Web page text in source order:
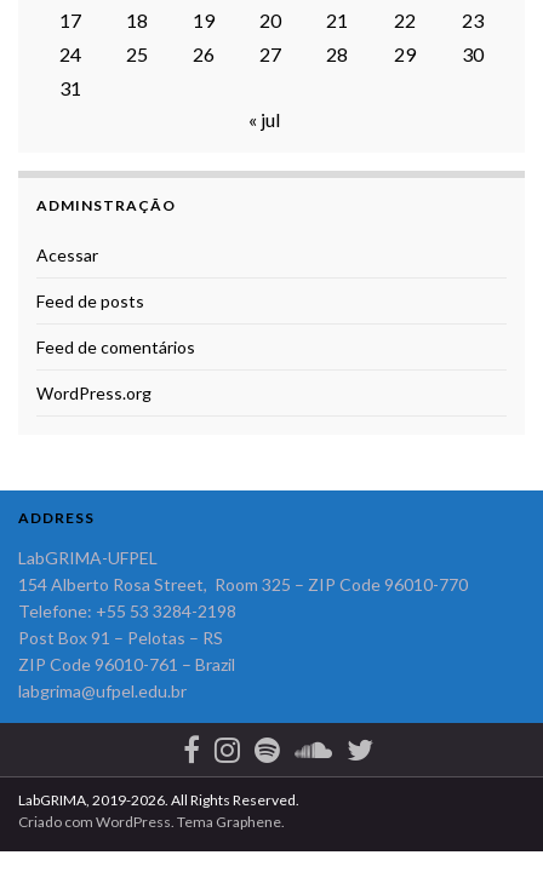
17
18 19 20 21 22
23
24
25 26 27 28 29
30
31
« jul
ADMINSTRAÇÃO
Acessar
Feed de posts
Feed de comentários
WordPress.org
ADDRESS
LabGRIMA-UFPEL
154 Alberto Rosa Street, Room 325 – ZIP Code 96010-770
Telefone: +55 53 3284-2198
Post Box 91 – Pelotas – RS
ZIP Code 96010-761 – Brazil
labgrima@ufpel.edu.br
LabGRIMA, 2019-2026. All Rights Reserved.
Criado com WordPress. Tema Graphene.